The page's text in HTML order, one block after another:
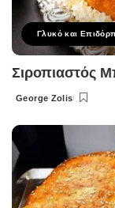
Γλυκό και
Σιροπιαστός
Posted
George Zolis